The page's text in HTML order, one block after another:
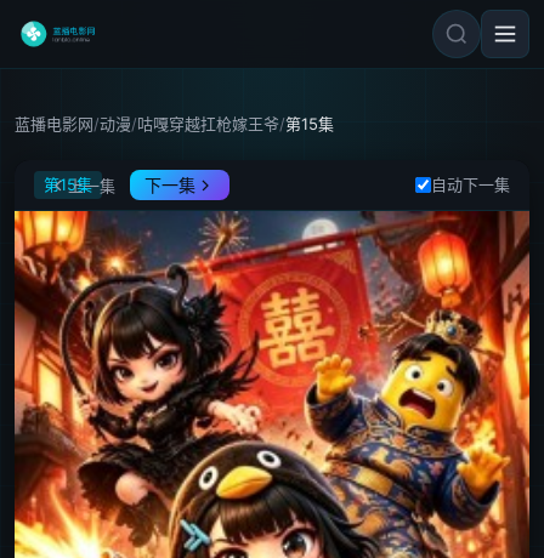
蓝播电影网/动漫/咕嘎穿越扛枪嫁王爷/第15集
咕嘎穿越扛枪嫁王爷
第15集上一集 下一集 自动下一集